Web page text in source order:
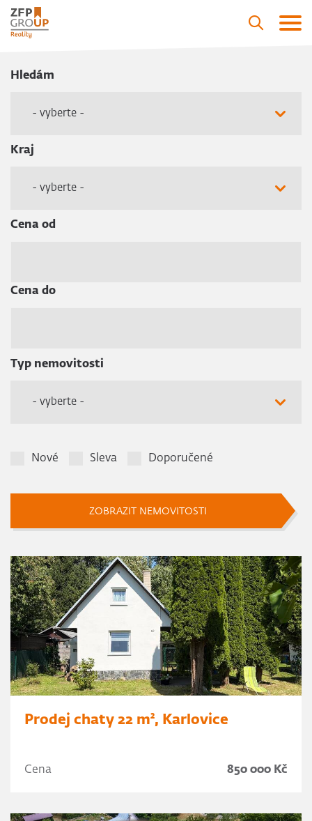
Hledám
- vyberte -
Kraj
- vyberte -
Cena od
Cena do
Typ nemovitosti
- vyberte -
Nové Sleva Doporučené
ZOBRAZIT NEMOVITOSTI
Prodej chaty 22 m², Karlovice
Cena 850 000 Kč